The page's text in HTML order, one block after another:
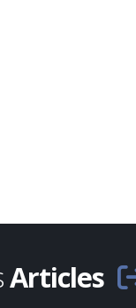
Articles